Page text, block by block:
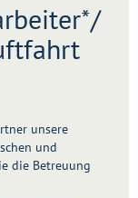
unsere
und
die Betreuung